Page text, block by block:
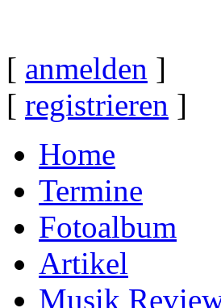
[ anmelden ]
[ registrieren ]
Home
Termine
Fotoalbum
Artikel
Musik